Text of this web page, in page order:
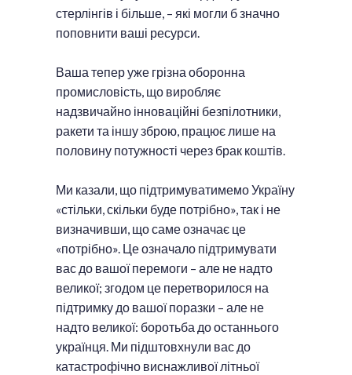
стерлінгів і більше, – які могли б значно
поповнити ваші ресурси.
Ваша тепер уже грізна оборонна
промисловість, що виробляє
надзвичайно інноваційні безпілотники,
ракети та іншу зброю, працює лише на
половину потужності через брак коштів.
Ми казали, що підтримуватимемо Україну
«стільки, скільки буде потрібно», так і не
визначивши, що саме означає це
«потрібно». Це означало підтримувати
вас до вашої перемоги – але не надто
великої; згодом це перетворилося на
підтримку до вашої поразки – але не
надто великої: боротьба до останнього
українця. Ми підштовхнули вас до
катастрофічно виснажливої літньої